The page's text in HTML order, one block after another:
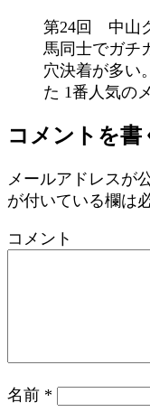
第24回 中山
馬同士でガチ
穴決着が多い
た 1番人気の
コメントを書
メールアドレスが
が付いている欄は
コメント
名前 *